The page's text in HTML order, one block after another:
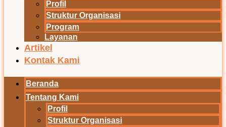
Profil
Struktur Organisasi
Program
Layanan
Artikel
Kontak Kami
Beranda
Tentang Kami
Profil
Struktur Organisasi